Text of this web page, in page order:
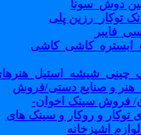
دوش_سونا
توکار_رزین پلی
و صنایع دستی/فروش
فروش سینک اخوان-
و روکار و سینک های
اشپزخانه